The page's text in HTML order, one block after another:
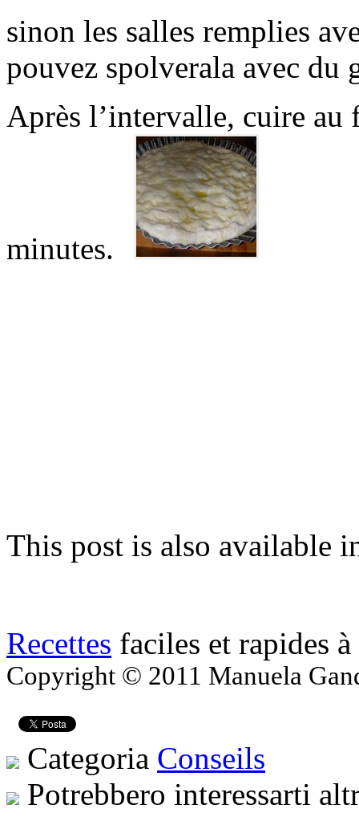
sinon les salles remplies
pouvez spolverala avec du
Après l’intervalle, cuire au
minutes.
This post is also available
Recettes faciles et rapides
Copyright © 2011 Manuela
Categoria Conseils
Potrebbero interessarti